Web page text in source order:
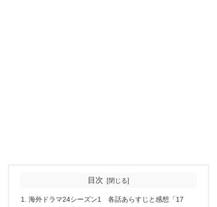
目次
海外ドラマ24シーズン1 各話あらすじと感想「17